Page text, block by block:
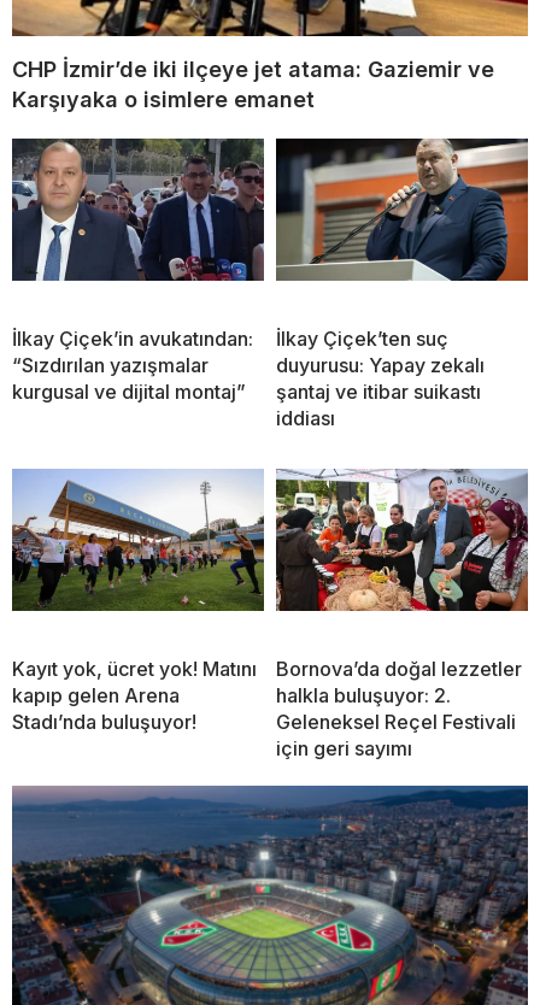
CHP İzmir’de iki ilçeye jet atama: Gaziemir ve
Karşıyaka o isimlere emanet
İlkay Çiçek’in avukatından:
“Sızdırılan yazışmalar
kurgusal ve dijital montaj”
İlkay Çiçek’ten suç
duyurusu: Yapay zekalı
şantaj ve itibar suikastı
iddiası
Kayıt yok, ücret yok! Matını
kapıp gelen Arena
Stadı’nda buluşuyor!
Bornova’da doğal lezzetler
halkla buluşuyor: 2.
Geleneksel Reçel Festivali
için geri sayımı